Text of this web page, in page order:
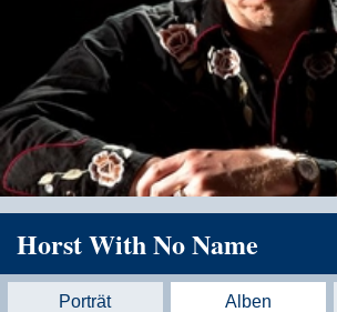
Horst With No Name
Porträt Alben